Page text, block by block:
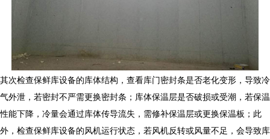
其次检查保鲜库设备的库体结构，查看库门密封条是否老化变形，导致冷
气外泄，若密封不严需更换密封条；库体保温层是否破损或受潮，若保温
性能下降，冷量会通过库体传导流失，需修补保温层或更换保温板；此
外，检查保鲜库设备的风机运行状态，若风机反转或风量不足，会导致库